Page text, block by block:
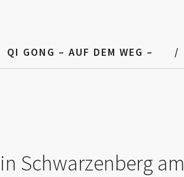
QI GONG – AUF DEM WEG –
Schwarzenberg am